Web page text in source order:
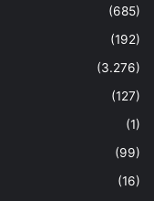
(685)
(192)
(3.276)
(127)
(1)
(99)
(16)